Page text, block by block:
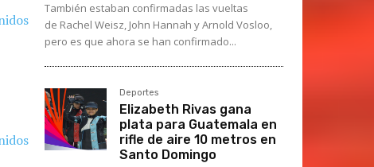
También estaban confirmadas las vueltas
de Rachel Weisz, John Hannah y Arnold Vosloo,
pero es que ahora se han confirmado...
Deportes
Elizabeth Rivas gana
plata para Guatemala en
rifle de aire 10 metros en
Santo Domingo